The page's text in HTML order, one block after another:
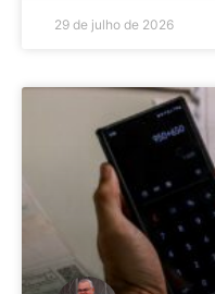
29 de julho de 2026